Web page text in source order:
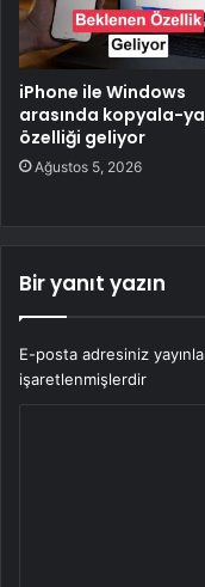
iPhone ile Windows
arasında kopyala-
özelliği geliyor
Ağustos 5, 2026
Bir yanıt yazın
E-posta adresiniz
işaretlenmişlerdir